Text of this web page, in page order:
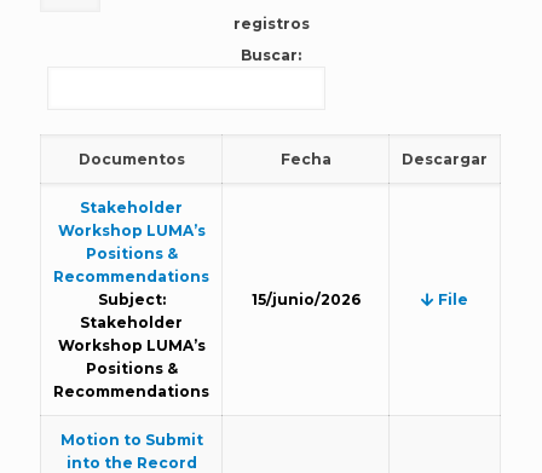
registros
Buscar:
Documentos Fecha Descargar
Stakeholder
Workshop LUMA’s
Positions &
Recommendations
Subject:
Stakeholder
Workshop LUMA’s
Positions &
Recommendations
15/junio/2026 File
Motion to Submit
into the Record